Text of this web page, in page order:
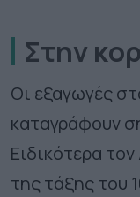
Στην
Οι εξαγωγές
καταγράφουν
Ειδικότερα
της τάξης του